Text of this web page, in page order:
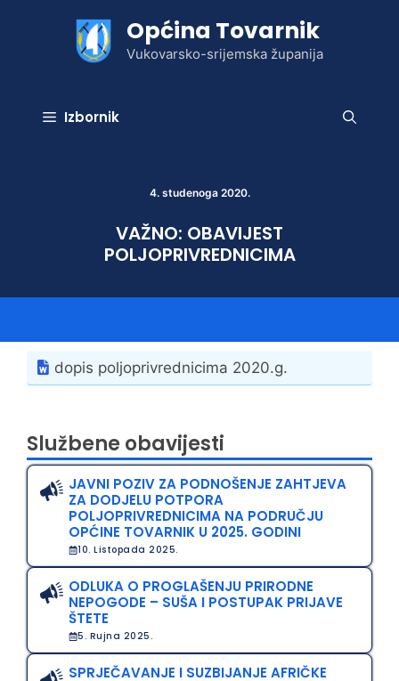
Općina Tovarnik
Vukovarsko-srijemska županija
Izbornik
4. studenoga 2020.
VAŽNO: OBAVIJEST
POLJOPRIVREDNICIMA
dopis poljoprivrednicima 2020.g.
Službene obavijesti
JAVNI POZIV ZA PODNOŠENJE ZAHTJEVA
ZA DODJELU POTPORA
POLJOPRIVREDNICIMA NA PODRUČJU
OPĆINE TOVARNIK U 2025. GODINI
10. Listopada 2025.
ODLUKA O PROGLAŠENJU PRIRODNE
NEPOGODE – SUŠA I POSTUPAK PRIJAVE
ŠTETE
5. Rujna 2025.
SPRJEČAVANJE I SUZBIJANJE AFRIČKE